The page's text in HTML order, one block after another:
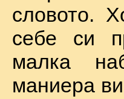
словото.
себе си
малка
маниера